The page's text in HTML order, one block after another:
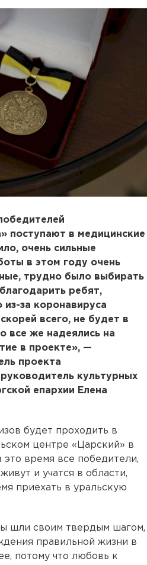
поступают в медицинские
очень сильные
в этом году очень
трудно было выбирать
ребят,
за коронавируса
всего, не будет в
все же надеялись на
в проекте», —
проекта
культурных
епархии Елена
будет проходить в
центре «Царский» в
это время все победители,
и учатся в области,
приехать в уральскую
шли своим твердым шагом,
правильной жизни в
потому что любовь к